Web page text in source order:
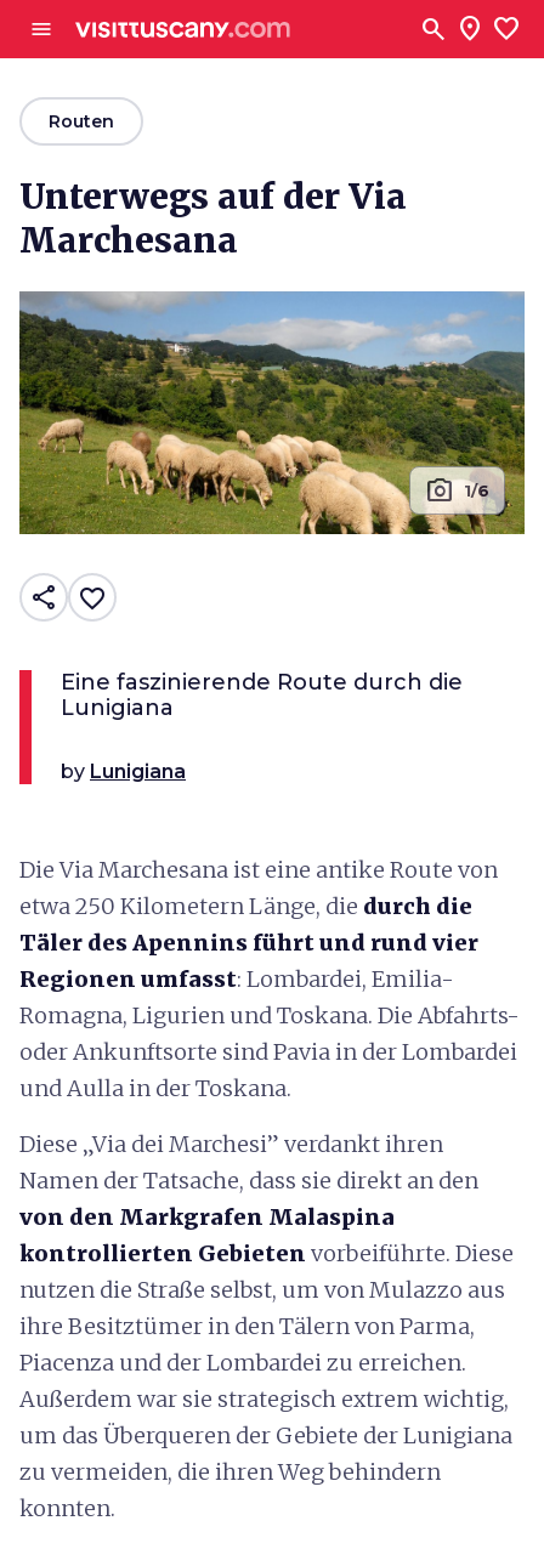
menu search location_on favorite
arrow_backRouten
Unterwegs auf der Via
Marchesana
photo_camera 1/6
share favorite_border
Eine faszinierende Route durch die
Lunigiana
by Lunigiana
Die Via Marchesana ist eine antike Route von
etwa 250 Kilometern Länge, die durch die
Täler des Apennins führt und rund vier
Regionen umfasst: Lombardei, Emilia-
Romagna, Ligurien und Toskana. Die Abfahrts-
oder Ankunftsorte sind Pavia in der Lombardei
und Aulla in der Toskana.
Diese „Via dei Marchesi” verdankt ihren
Namen der Tatsache, dass sie direkt an den
von den Markgrafen Malaspina
kontrollierten Gebieten vorbeiführte. Diese
nutzen die Straße selbst, um von Mulazzo aus
ihre Besitztümer in den Tälern von Parma,
Piacenza und der Lombardei zu erreichen.
Außerdem war sie strategisch extrem wichtig,
um das Überqueren der Gebiete der Lunigiana
zu vermeiden, die ihren Weg behindern
konnten.